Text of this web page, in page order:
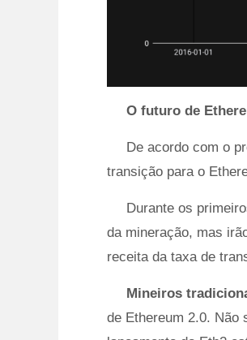
O futuro de
De acordo com o
transição para o
Durante os
da mineração, mas
receita da taxa de
Mineiros
de Ethereum 2.0. Não